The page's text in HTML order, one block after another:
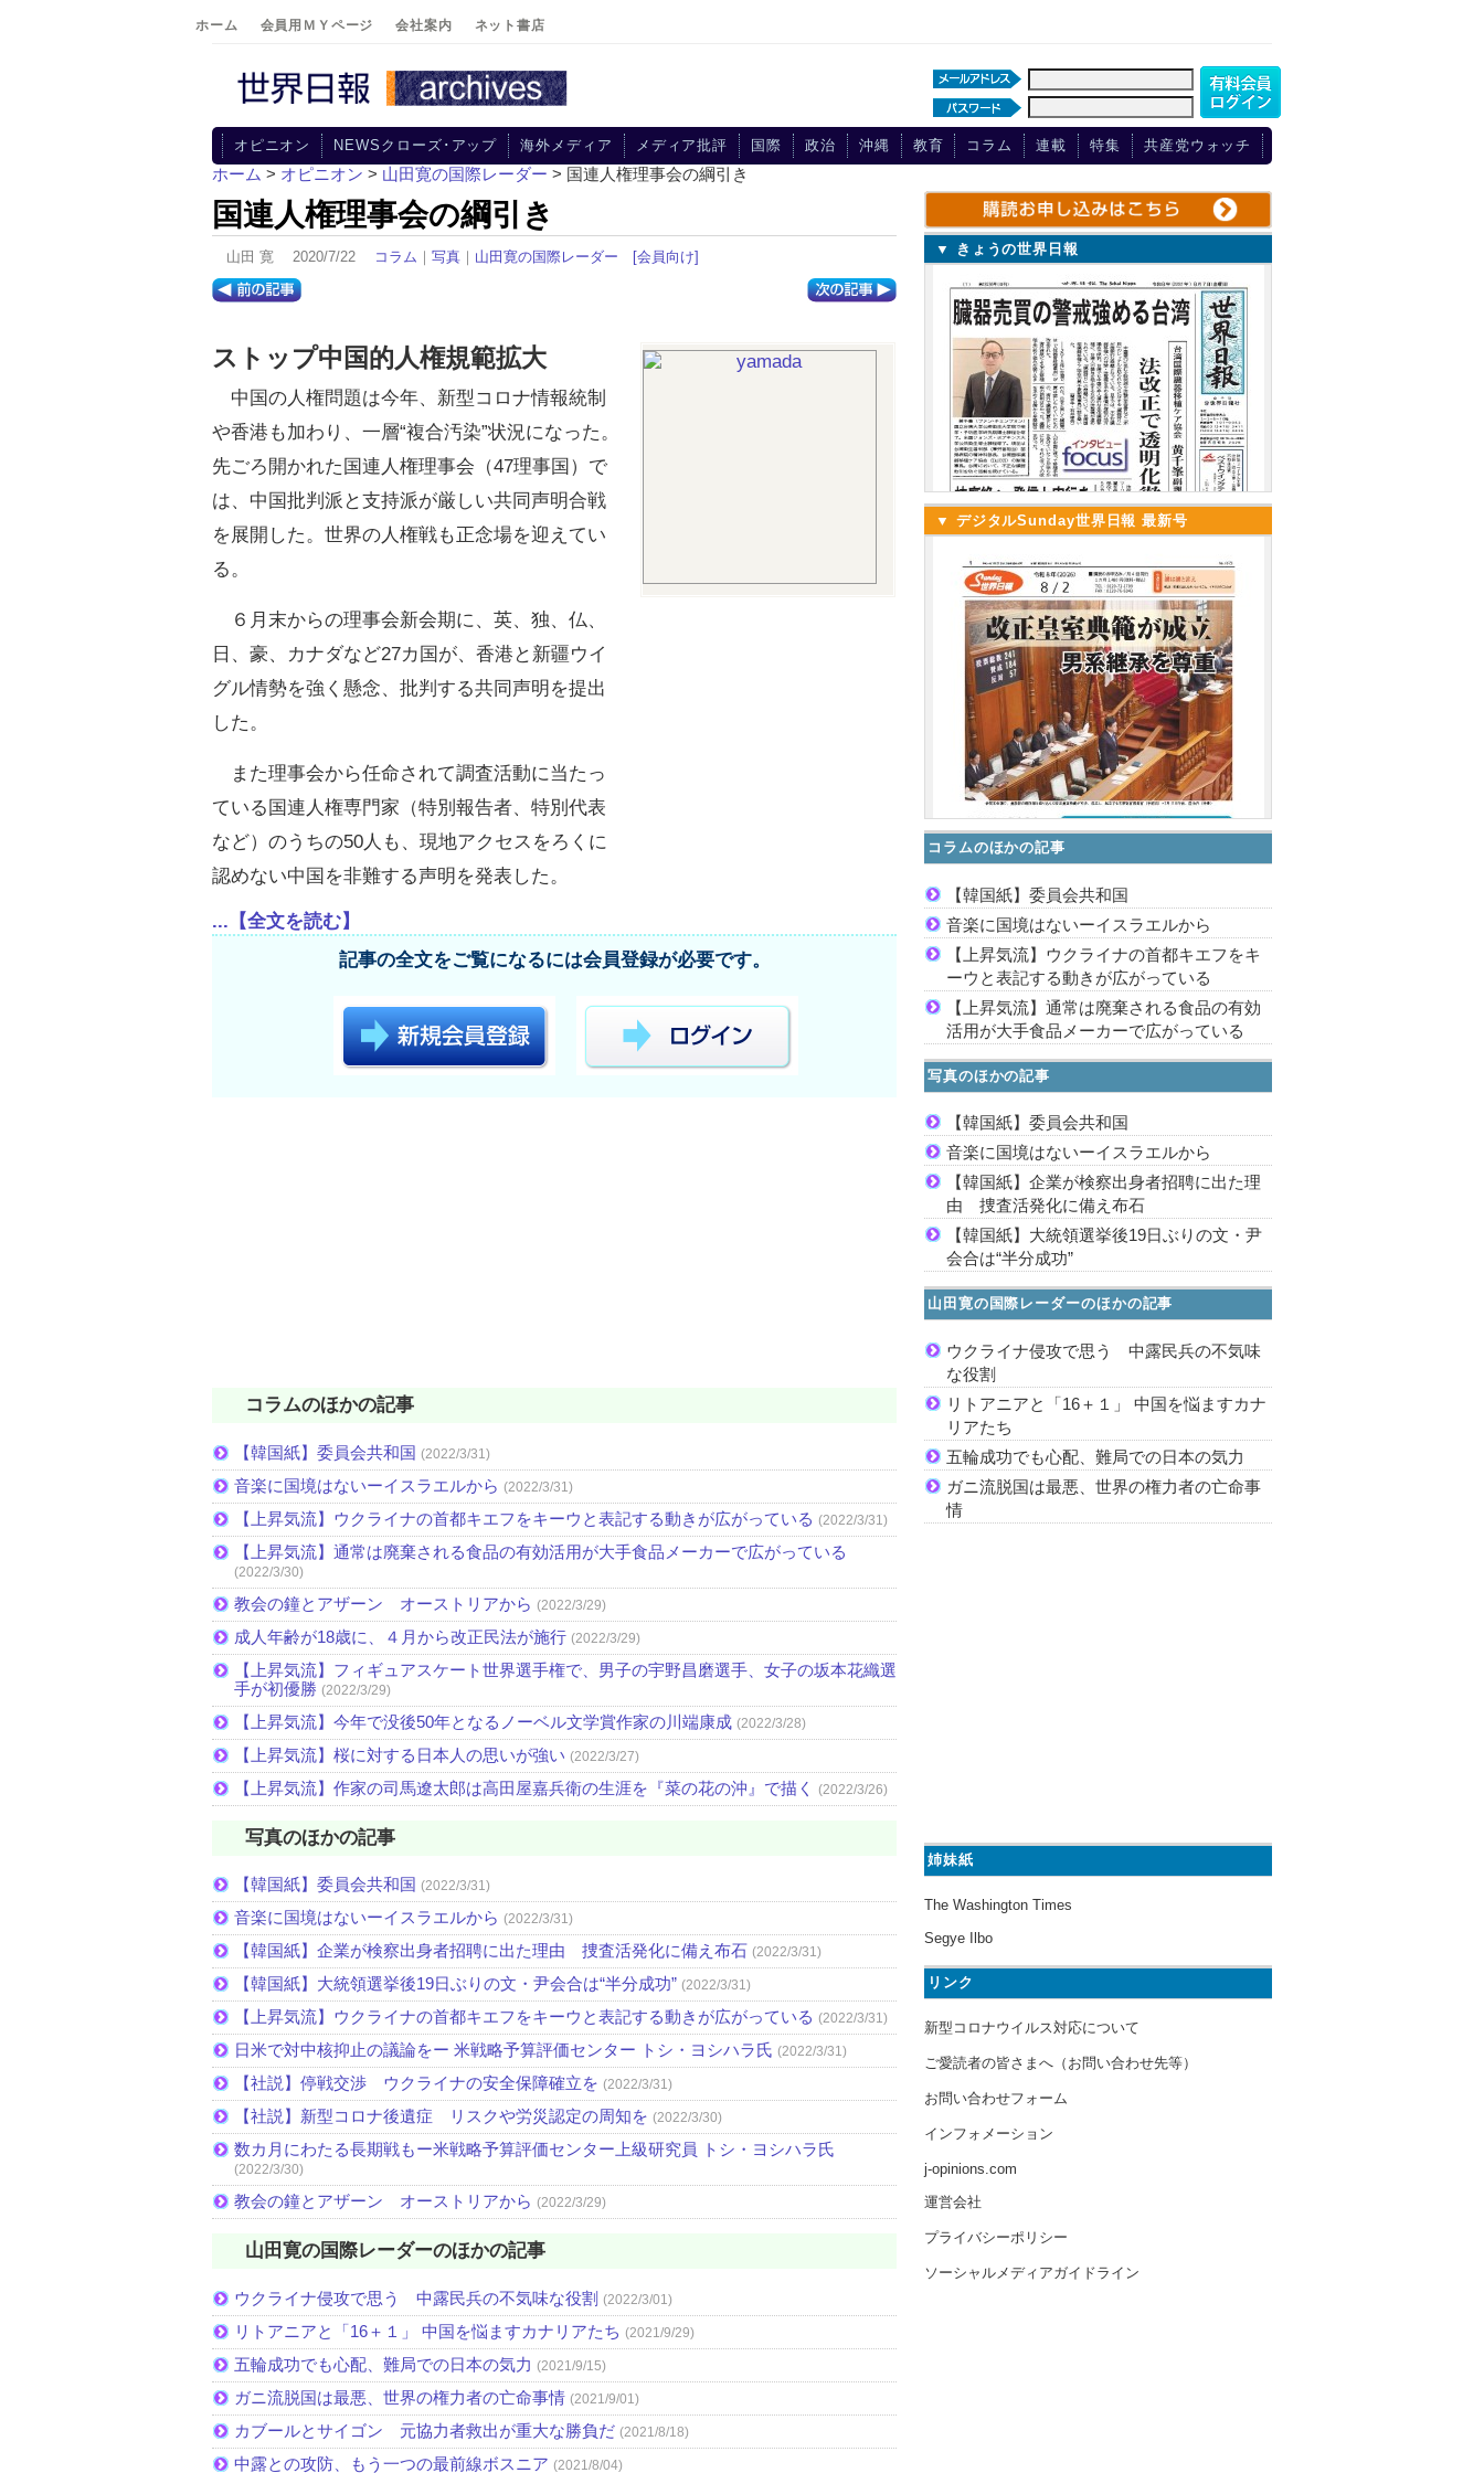
ホーム 会員用ＭＹページ 会社案内 ネット書店
オピニオン NEWSクローズ･アップ 海外メディア メディア批評 国際 政治 沖縄 教育 コラム 連載 特集 共産党ウォッチ
ホーム > オピニオン > 山田寛の国際レーダー > 国連人権理事会の綱引き
国連人権理事会の綱引き
山田 寛 2020/7/22 コラム ｜ 写真 ｜ 山田寛の国際レーダー [会員向け]
ストップ中国的人権規範拡大
中国の人権問題は今年、新型コロナ情報統制
や香港も加わり、一層“複合汚染”状況になった。
先ごろ開かれた国連人権理事会（47理事国）で
は、中国批判派と支持派が厳しい共同声明合戦
を展開した。世界の人権戦も正念場を迎えてい
る。
６月末からの理事会新会期に、英、独、仏、
日、豪、カナダなど27カ国が、香港と新疆ウイ
グル情勢を強く懸念、批判する共同声明を提出
した。
また理事会から任命されて調査活動に当たっ
ている国連人権専門家（特別報告者、特別代表
など）のうちの50人も、現地アクセスをろくに
認めない中国を非難する声明を発表した。
...【全文を読む】
記事の全文をご覧になるには会員登録が必要です。
コラムのほかの記事
【韓国紙】委員会共和国 (2022/3/31)
音楽に国境はないーイスラエルから (2022/3/31)
【上昇気流】ウクライナの首都キエフをキーウと表記する動きが広がっている (2022/3/31)
【上昇気流】通常は廃棄される食品の有効活用が大手食品メーカーで広がっている
(2022/3/30)
教会の鐘とアザーン オーストリアから (2022/3/29)
成人年齢が18歳に、４月から改正民法が施行 (2022/3/29)
【上昇気流】フィギュアスケート世界選手権で、男子の宇野昌磨選手、女子の坂本花織選
手が初優勝 (2022/3/29)
【上昇気流】今年で没後50年となるノーベル文学賞作家の川端康成 (2022/3/28)
【上昇気流】桜に対する日本人の思いが強い (2022/3/27)
【上昇気流】作家の司馬遼太郎は高田屋嘉兵衛の生涯を『菜の花の沖』で描く (2022/3/26)
写真のほかの記事
【韓国紙】委員会共和国 (2022/3/31)
音楽に国境はないーイスラエルから (2022/3/31)
【韓国紙】企業が検察出身者招聘に出た理由 捜査活発化に備え布石 (2022/3/31)
【韓国紙】大統領選挙後19日ぶりの文・尹会合は“半分成功” (2022/3/31)
【上昇気流】ウクライナの首都キエフをキーウと表記する動きが広がっている (2022/3/31)
日米で対中核抑止の議論をー 米戦略予算評価センター トシ・ヨシハラ氏 (2022/3/31)
【社説】停戦交渉 ウクライナの安全保障確立を (2022/3/31)
【社説】新型コロナ後遺症 リスクや労災認定の周知を (2022/3/30)
数カ月にわたる長期戦もー米戦略予算評価センター上級研究員 トシ・ヨシハラ氏
(2022/3/30)
教会の鐘とアザーン オーストリアから (2022/3/29)
山田寛の国際レーダーのほかの記事
ウクライナ侵攻で思う 中露民兵の不気味な役割 (2022/3/01)
リトアニアと「16＋１」 中国を悩ますカナリアたち (2021/9/29)
五輪成功でも心配、難局での日本の気力 (2021/9/15)
ガニ流脱国は最悪、世界の権力者の亡命事情 (2021/9/01)
カブールとサイゴン 元協力者救出が重大な勝負だ (2021/8/18)
中露との攻防、もう一つの最前線ボスニア (2021/8/04)
▼ きょうの世界日報
▼ デジタルSunday世界日報 最新号
コラムのほかの記事
【韓国紙】委員会共和国
音楽に国境はないーイスラエルから
【上昇気流】ウクライナの首都キエフをキ
ーウと表記する動きが広がっている
【上昇気流】通常は廃棄される食品の有効
活用が大手食品メーカーで広がっている
写真のほかの記事
【韓国紙】委員会共和国
音楽に国境はないーイスラエルから
【韓国紙】企業が検察出身者招聘に出た理
由 捜査活発化に備え布石
【韓国紙】大統領選挙後19日ぶりの文・尹
会合は“半分成功”
山田寛の国際レーダーのほかの記事
ウクライナ侵攻で思う 中露民兵の不気味
な役割
リトアニアと「16＋１」 中国を悩ますカナ
リアたち
五輪成功でも心配、難局での日本の気力
ガニ流脱国は最悪、世界の権力者の亡命事
情
姉妹紙
The Washington Times
Segye Ilbo
リンク
新型コロナウイルス対応について
ご愛読者の皆さまへ（お問い合わせ先等）
お問い合わせフォーム
インフォメーション
j-opinions.com
運営会社
プライバシーポリシー
ソーシャルメディアガイドライン